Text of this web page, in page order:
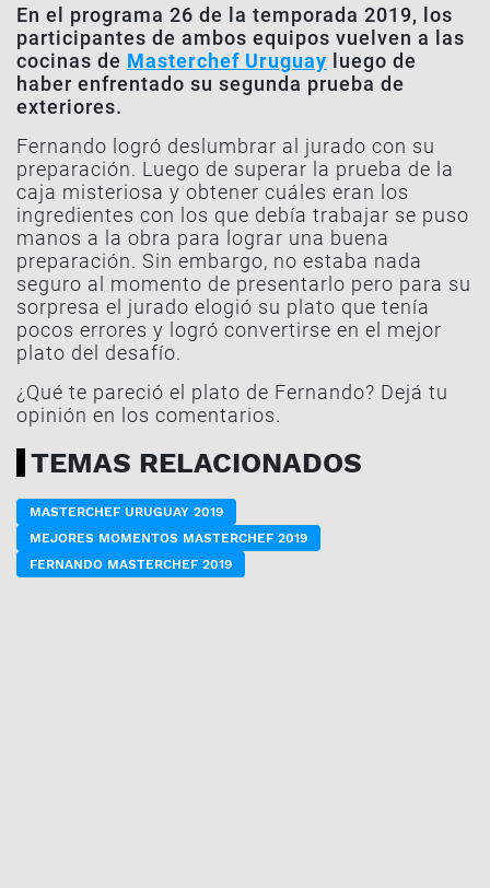
En el programa 26 de la temporada 2019, los
participantes de ambos equipos vuelven a las
cocinas de Masterchef Uruguay luego de
haber enfrentado su segunda prueba de
exteriores.
Fernando logró deslumbrar al jurado con su
preparación. Luego de superar la prueba de la
caja misteriosa y obtener cuáles eran los
ingredientes con los que debía trabajar se puso
manos a la obra para lograr una buena
preparación. Sin embargo, no estaba nada
seguro al momento de presentarlo pero para su
sorpresa el jurado elogió su plato que tenía
pocos errores y logró convertirse en el mejor
plato del desafío.
¿Qué te pareció el plato de Fernando? Dejá tu
opinión en los comentarios.
TEMAS RELACIONADOS
MASTERCHEF URUGUAY 2019
MEJORES MOMENTOS MASTERCHEF 2019
FERNANDO MASTERCHEF 2019